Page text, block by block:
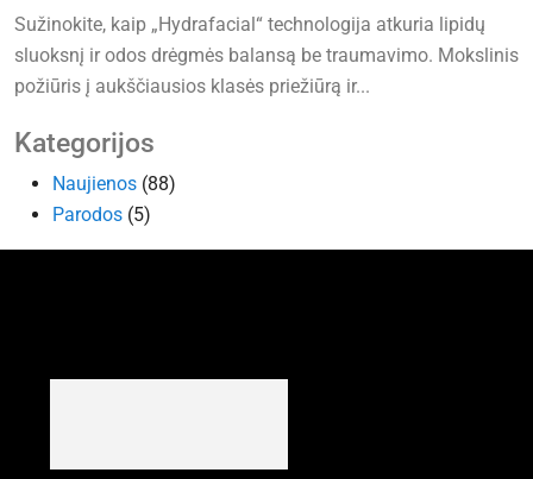
Sužinokite, kaip „Hydrafacial“ technologija atkuria lipidų
sluoksnį ir odos drėgmės balansą be traumavimo. Mokslinis
požiūris į aukščiausios klasės priežiūrą ir...
Kategorijos
Naujienos (88)
Parodos (5)